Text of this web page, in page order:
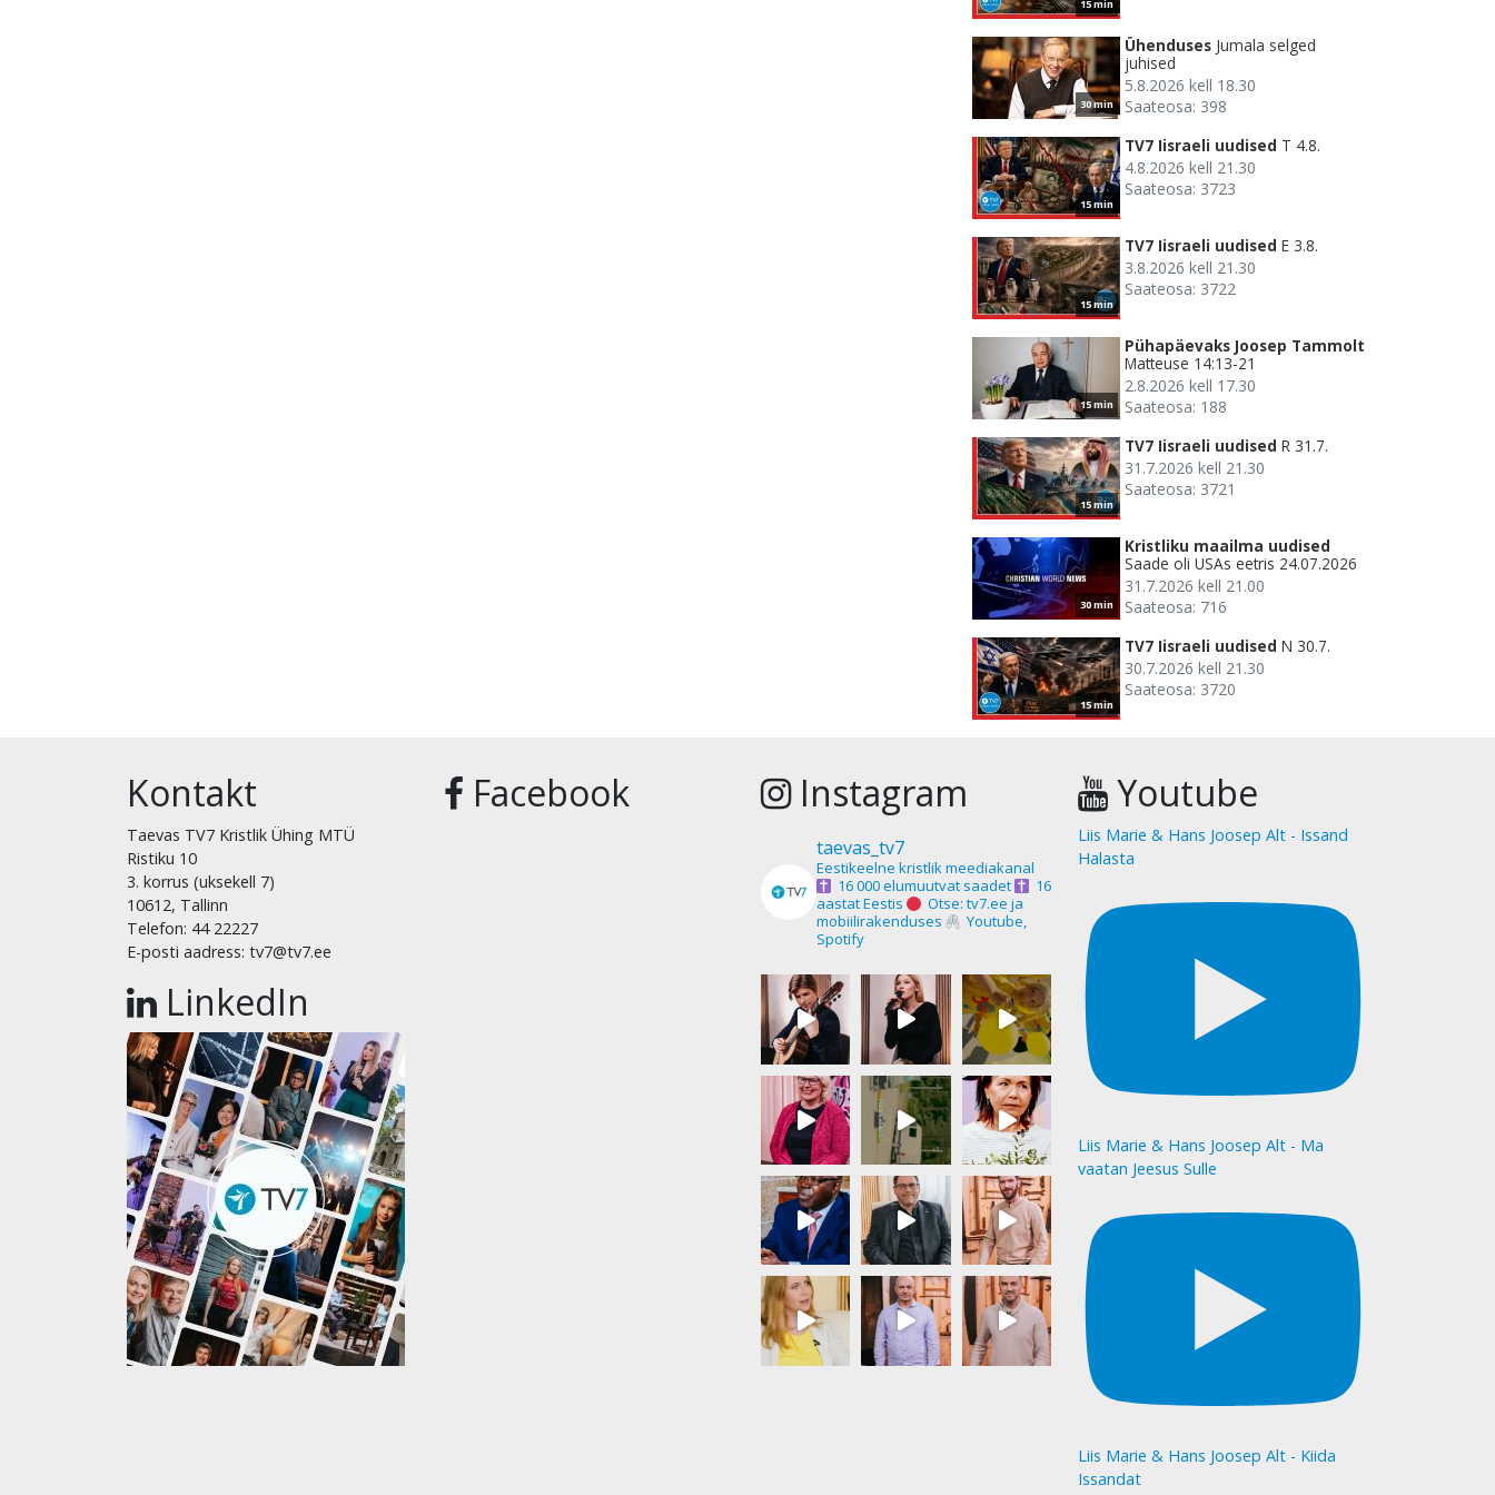
15 min
30 min
Ühenduses Jumala selged
juhised
5.8.2026 kell 18.30
Saateosa: 398
15 min
TV7 Iisraeli uudised T 4.8.
4.8.2026 kell 21.30
Saateosa: 3723
15 min
TV7 Iisraeli uudised E 3.8.
3.8.2026 kell 21.30
Saateosa: 3722
15 min
Pühapäevaks Joosep Tammolt
Matteuse 14:13-21
2.8.2026 kell 17.30
Saateosa: 188
15 min
TV7 Iisraeli uudised R 31.7.
31.7.2026 kell 21.30
Saateosa: 3721
30 min
Kristliku maailma uudised
Saade oli USAs eetris 24.07.2026
31.7.2026 kell 21.00
Saateosa: 716
15 min
TV7 Iisraeli uudised N 30.7.
30.7.2026 kell 21.30
Saateosa: 3720
Kontakt
Taevas TV7 Kristlik Ühing MTÜ
Ristiku 10
3. korrus (uksekell 7)
10612, Tallinn
Telefon: 44 22227
E-posti aadress: tv7@tv7.ee
LinkedIn
Facebook Instagram
taevas_tv7
Eestikeelne kristlik meediakanal
16 000 elumuutvat saadet
16
aastat Eestis
Otse: tv7.ee ja
mobiilirakenduses
Youtube,
Spotify
Youtube
Liis Marie & Hans Joosep Alt - Issand
Halasta
Liis Marie & Hans Joosep Alt - Ma
vaatan Jeesus Sulle
Liis Marie & Hans Joosep Alt - Kiida
Issandat